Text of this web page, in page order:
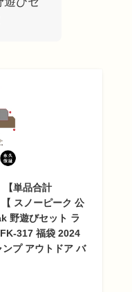
【単品合計
スノーピーク 公
野遊びセット ラ
317 福袋 2024
プ アウトドア バ